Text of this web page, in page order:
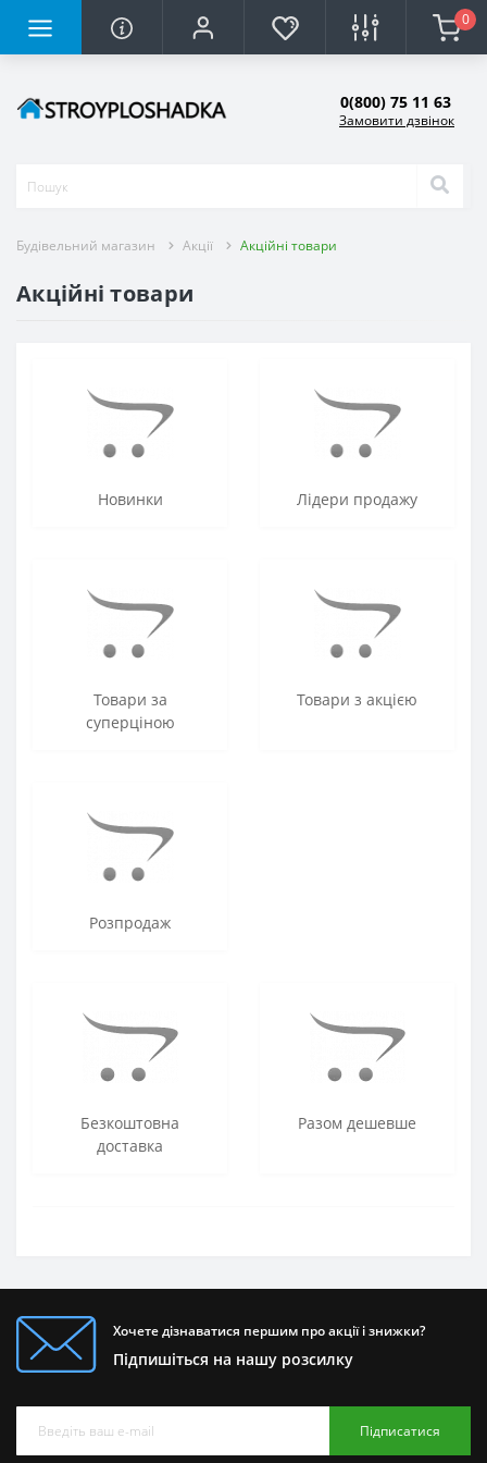
0
0(800) 75 11 63
Замовити дзвінок
Будівельний магазин Акції Акційні товари
Акційні товари
Новинки Лідери продажу
Товари за
суперціною
Товари з акцією
Розпродаж
Безкоштовна
доставка
Разом дешевше
Хочете дізнаватися першим про акції і знижки?
Підпишіться на нашу розсилку
Підписатися